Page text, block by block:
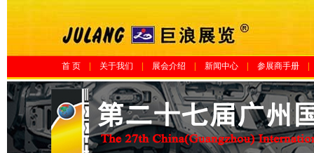
首 页 关于我们 展会介绍 新闻中心 参展商手册|